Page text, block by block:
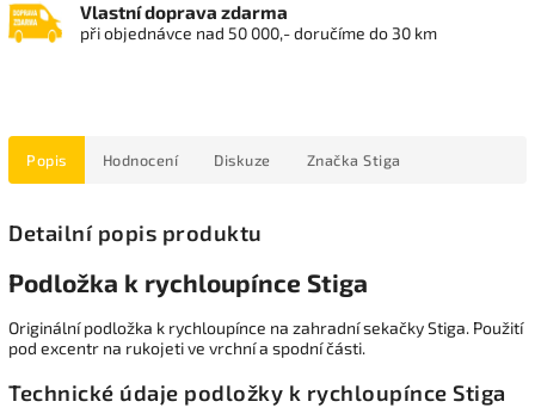
Vlastní doprava zdarma
při objednávce nad 50 000,- doručíme do 30 km
Popis Hodnocení Diskuze Značka Stiga
Detailní popis produktu
Podložka k rychloupínce Stiga
Originální podložka k rychloupínce na zahradní sekačky Stiga. Použití
pod excentr na rukojeti ve vrchní a spodní části.
Technické údaje podložky k rychloupínce Stiga